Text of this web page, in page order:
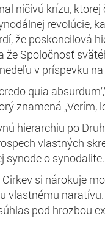
ničivú krízu,
revolúcie,
že poskoncilová
že Spoločnosť
v príspevku na
quia
znamená „Verím,
hierarchiu po
vlastných
synode o synodalite.
si nárokuje
vlastnému
pod hrozbou